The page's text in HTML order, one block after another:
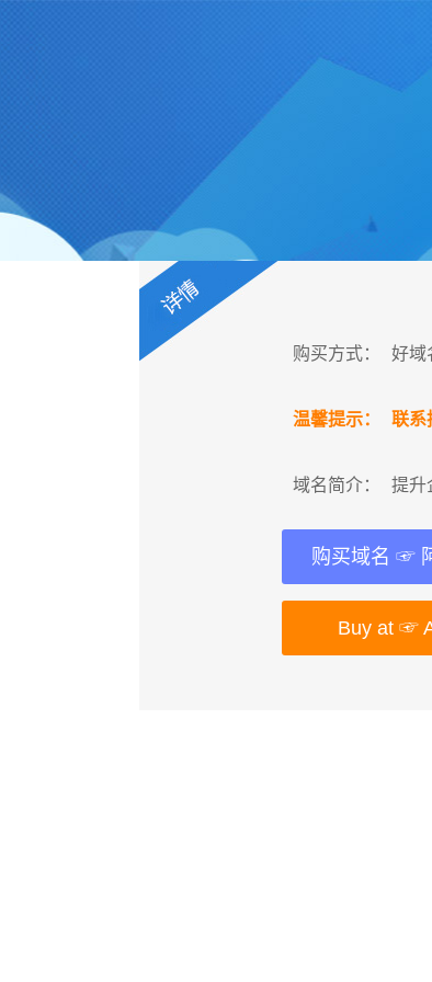
购买方式： 好域
温馨提示： 联系
域名简介： 提升
购买域名 ☞
Buy at ☞